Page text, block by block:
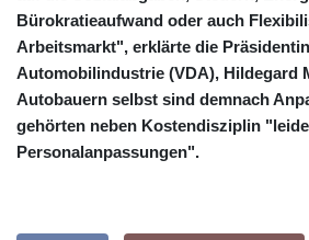
Bürokratieaufwand oder auch
Arbeitsmarkt", erklärte die
Automobilindustrie (VDA), Hildegard
Autobauern selbst sind demnach
gehörten neben Kostendisziplin
Personalanpassungen".